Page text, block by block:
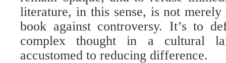
literature, in this sense, is not
book against controversy. It’s to
complex thought in a cultural
accustomed to reducing difference.